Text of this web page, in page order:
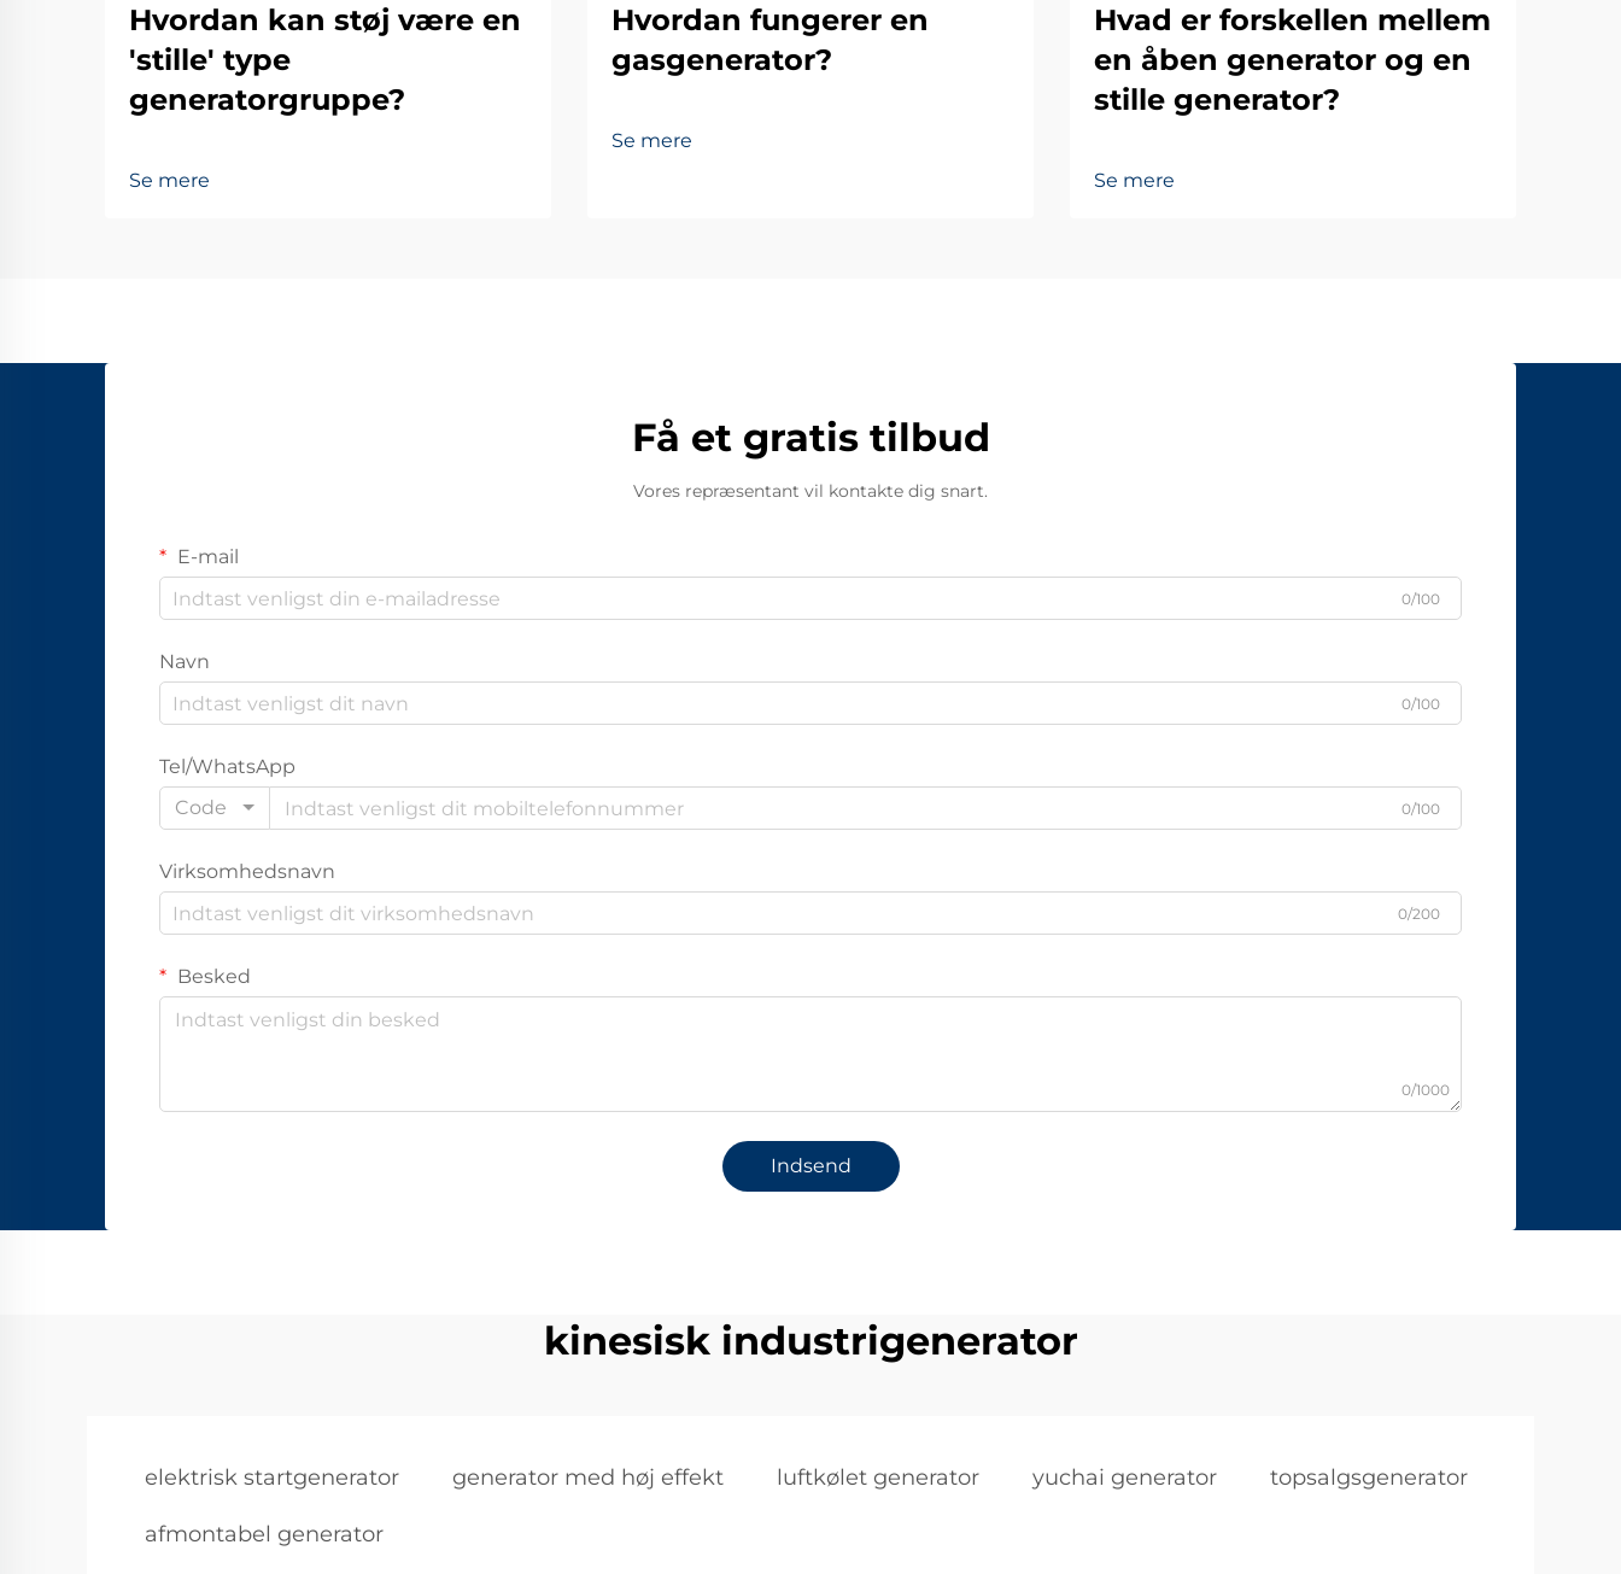
Hvordan kan støj være en
'stille' type
generatorgruppe?
Se mere
Hvordan fungerer en
gasgenerator?
Se mere
Hvad er forskellen mellem
en åben generator og en
stille generator?
Se mere
Få et gratis tilbud
Vores repræsentant vil kontakte dig snart.
E-mail
0/100
Navn
0/100
Tel/WhatsApp
Code
0/100
Virksomhedsnavn
0/200
Besked
0/1000
Indsend
kinesisk industrigenerator
elektrisk startgenerator generator med høj effekt luftkølet generator yuchai generator topsalgsgenerator
afmontabel generator